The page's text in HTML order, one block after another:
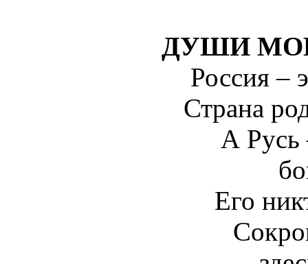
ДУШИ
Россия –
Страна
А
Его